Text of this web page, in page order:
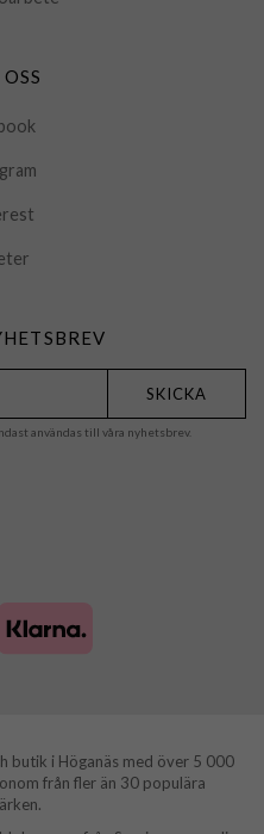
SKICKA
användas till våra nyhetsbrev.
butik i Höganäs med över 5 000
från fler än 30 populära